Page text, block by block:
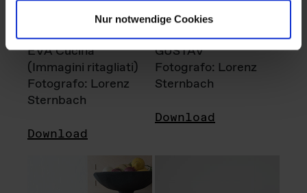
Nur notwendige Cookies
EVA Cucina
(Immagini ritagliati)
Fotografo: Lorenz
Sternbach
Download
GUSTAV
Fotografo: Lorenz
Sternbach
Download